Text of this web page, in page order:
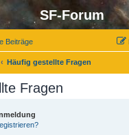
SF-Forum
Beiträge
Häufig gestellte Fragen
Fragen